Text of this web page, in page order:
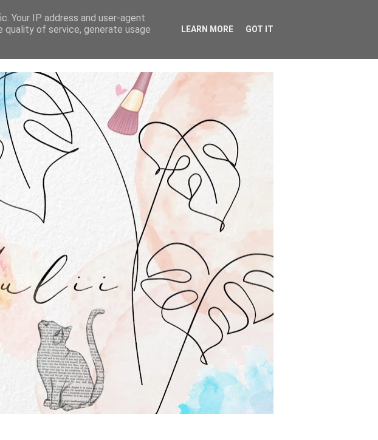
WSPÓŁPRACA
Your IP address and user-agent
quality of service, generate usage
LEARN MORE GOT IT